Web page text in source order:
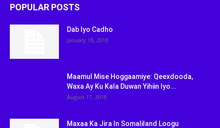
POPULAR POSTS
Dab Iyo Cadho
January 18, 2018
Maamul Mise Hoggaamiye: Qeexdooda,
Waxa Ay Ku Kala Duwan Yihiin Iyo...
August 17, 2018
Maxaa Ka Jira In Somaliland Loogu